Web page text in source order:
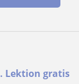
Lektion gratis